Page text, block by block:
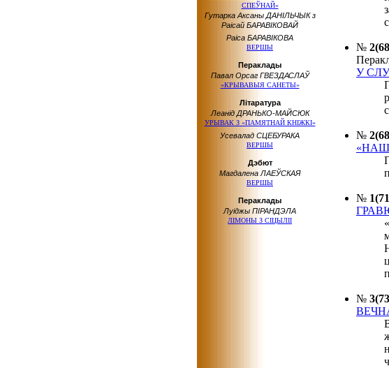
СПЕЎНАЙ»
Гутарка Аксаны ДАНІЛЬЧЫК з
Раісай БАРАВІКОВАЙ
Раіса БАРАВІКОВА
ВЕРШЫ
Пераклады
Павал Орсаг ГВЕЗДАСЛАЎ
«КРЫВАВЫЯ САНЕТЫ»
Літаратура
Леанід ДРАНЬКО-МАЙСЮК
УРЫВАК З «ПАМЯТНАЙ КНІЖКІ»
Усевалад СЦЕБУРАКА
ВЕРШЫ
Дэбют
Магдалена ЛАЕЎСКАЯ
ВЕРШЫ
Пераклады
Луіджы ПІРАНДЭЛА
ЛІМОНЫ З СІЦЫЛІІ
№
У
№
№
№